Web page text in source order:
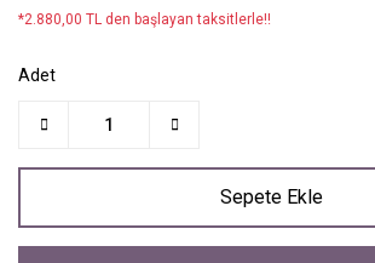
*2.880,00 TL den başlayan taksitlerle!!
Adet
Sepete Ekle